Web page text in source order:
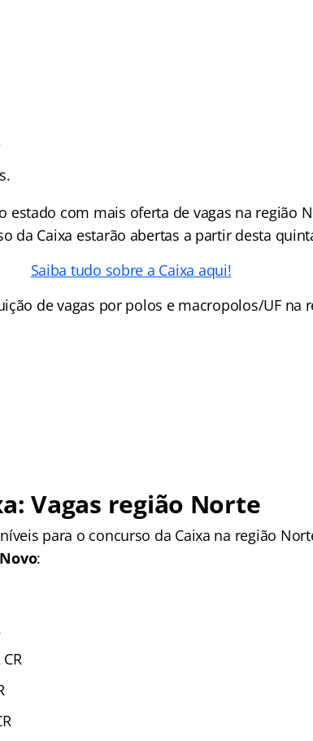
estado com mais oferta de vagas na região
da Caixa estarão abertas a partir desta
Saiba tudo sobre a Caixa aqui!
de vagas por polos e macropolos/UF na
Vagas região Norte
para o concurso da Caixa na região
: